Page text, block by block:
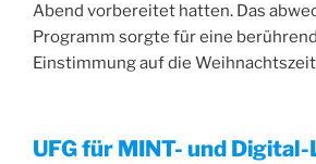
Abend vorbereitet hatten. Das
Programm sorgte für eine
Einstimmung auf die
UFG für MINT- und